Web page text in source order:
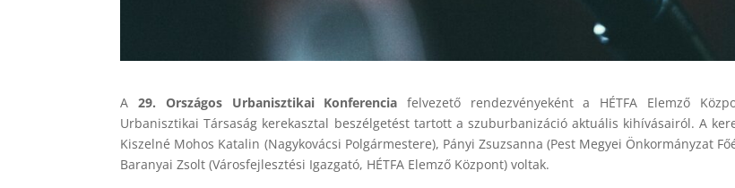
A29. Országos Urbanisztikai Konferencia felvezető rendezvényeként a HÉTFA Elemző
Urbanisztikai Társaság kerekasztal beszélgetést tartott a szuburbanizáció aktuális kihívásairól. A
Kiszelné Mohos Katalin (Nagykovácsi Polgármestere), Pányi Zsuzsanna (Pest Megyei Önkormányzat
Baranyai Zsolt (Városfejlesztési Igazgató, HÉTFA Elemző Központ) voltak.